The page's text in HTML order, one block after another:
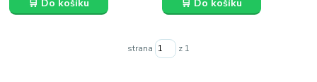
🛒 Do košíku 🛒 Do košíku
strana z 1